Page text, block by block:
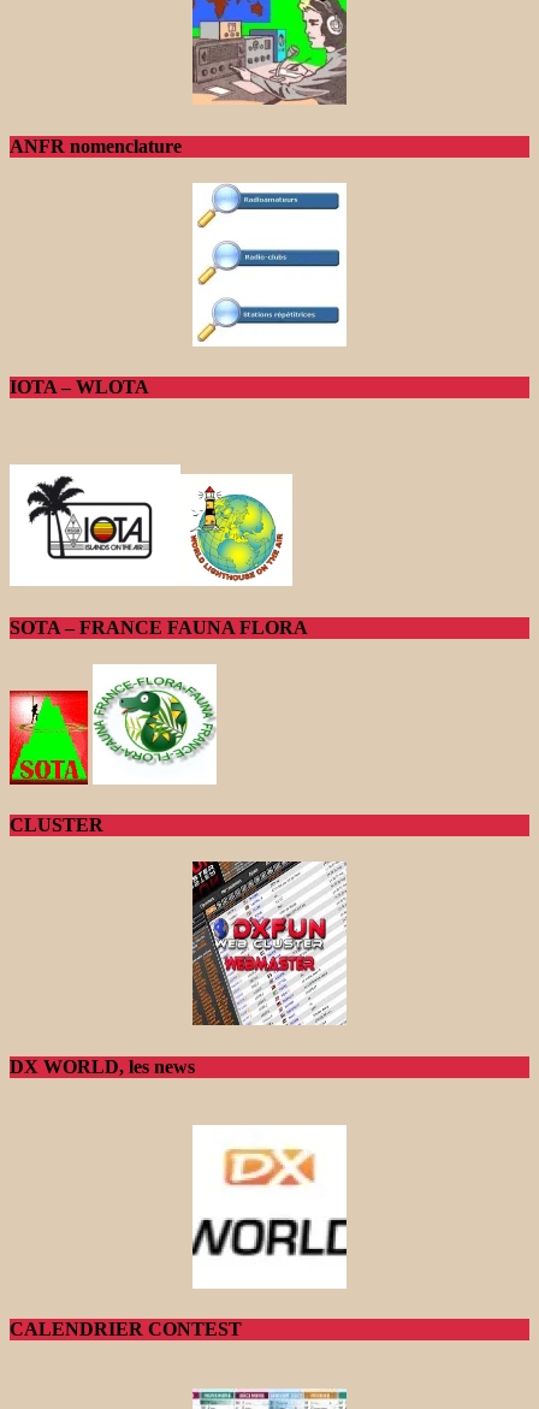
ANFR nomenclature
IOTA – WLOTA
SOTA – FRANCE FAUNA FLORA
CLUSTER
DX WORLD, les news
CALENDRIER CONTEST